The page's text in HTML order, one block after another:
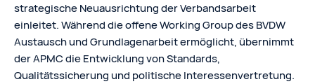
strategische Neuausrichtung der Verbandsarbeit
einleitet. Während die offene Working Group des BVDW
Austausch und Grundlagenarbeit ermöglicht, übernimmt
der APMC die Entwicklung von Standards,
Qualitätssicherung und politische Interessenvertretung.